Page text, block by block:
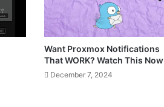
Want Proxmox Notifications
That WORK? Watch This Now
December 7, 2024